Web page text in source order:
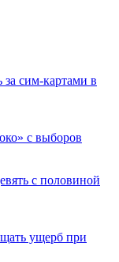
сим-картами в
с выборов
с половиной
ущерб при